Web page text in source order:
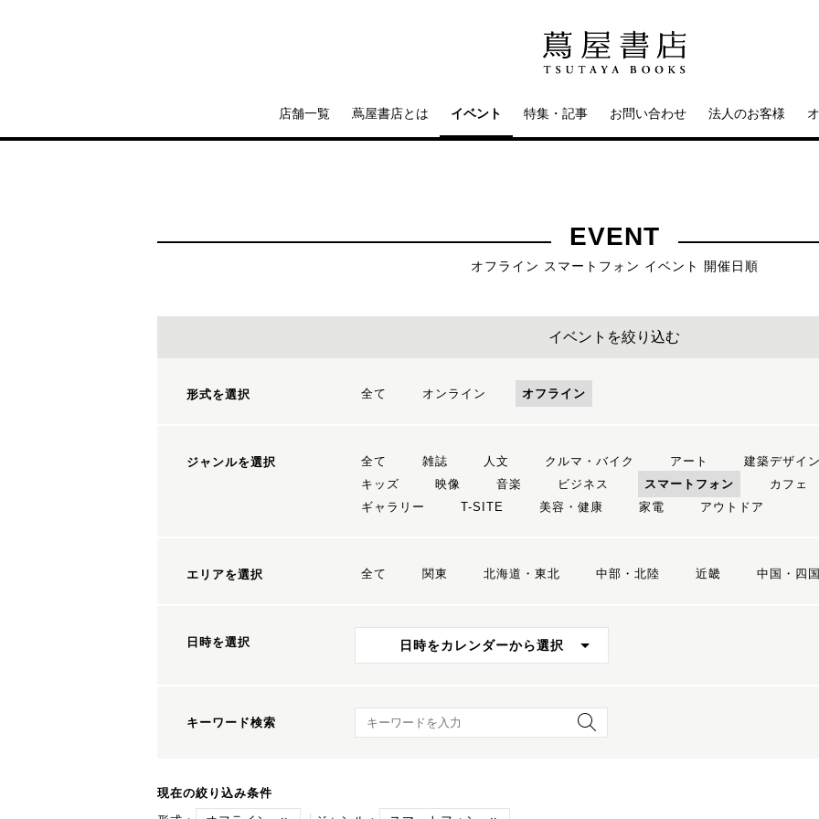
店舗一覧 蔦屋書店とは イベント 特集・記事 お問い合わせ 法人のお客様
EVENT
オフライン スマートフォン イベント 開催日順
イベントを絞り込む
形式を選択 全て オンライン オフライン
ジャンルを選択 全て 雑誌 人文 クルマ・バイク アート 建築デザイン
キッズ
映像 音楽 ビジネス スマートフォン カフェ
ギャラリー
T-SITE 美容・健康 家電 アウトドア
エリアを選択 全て 関東 北海道・東北 中部・北陸 近畿 中国・四国
日時を選択 日時をカレンダーから選択
キーワード検索 キーワード検索
現在の絞り込み条件